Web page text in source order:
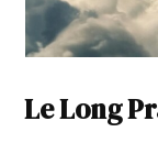
Le Long